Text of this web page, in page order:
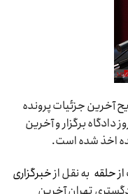
آخرین جزئیات پرونده
برگزار و آخرین
اخذ شده است.
حلقه به نقل ازخبرگزاری